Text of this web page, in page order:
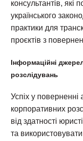
консультантів, які
українського
практики для
проєктів з
Інформаційні
розслідувань
Успіх у поверненні
корпоративних
від здатності
та